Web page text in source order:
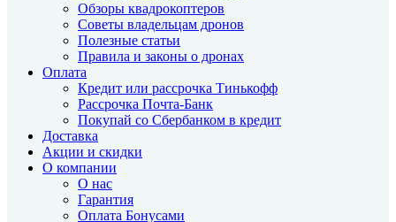
Обзоры квадрокоптеров
Советы владельцам дронов
Полезные статьи
Правила и законы о дронах
Оплата
Кредит или рассрочка Тинькофф
Рассрочка Почта-Банк
Покупай со Сбербанком в кредит
Доставка
Акции и скидки
О компании
О нас
Гарантия
Оплата Бонусами